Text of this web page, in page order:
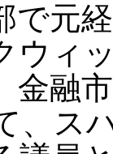
元
ウィ
金融
、ス